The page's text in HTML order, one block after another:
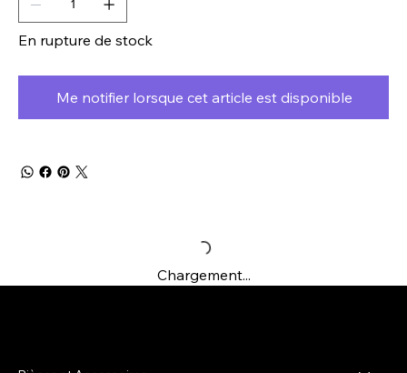
En rupture de stock
Me notifier lorsque cet article est disponible
Chargement...